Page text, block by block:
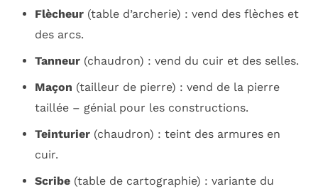
Flècheur(table d’archerie) : vend des flèches et
des arcs.
Tanneur(chaudron) : vend du cuir et des selles.
Maçon (tailleur de pierre) : vend de la pierre
taillée – génial pour les constructions.
Teinturier(chaudron) : teint des armures en
cuir.
Scribe(table de cartographie) : variante du